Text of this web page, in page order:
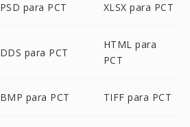
PSD para PCT XLSX para PCT
DDS para PCT
HTML para
PCT
BMP para PCT TIFF para PCT